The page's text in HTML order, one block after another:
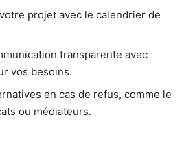
projet avec le calendrier de
transparente avec
vos besoins.
en cas de refus, comme le
ou médiateurs.